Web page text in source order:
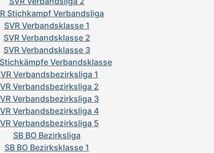
Stichkampf Verbandsliga
SVR Verbandsklasse 1
SVR Verbandsklasse 2
SVR Verbandsklasse 3
Stichkämpfe Verbandsklasse
Verbandsbezirksliga 1
Verbandsbezirksliga 2
Verbandsbezirksliga 3
Verbandsbezirksliga 4
Verbandsbezirksliga 5
SB BO Bezirksliga
SB BO Bezirksklasse 1